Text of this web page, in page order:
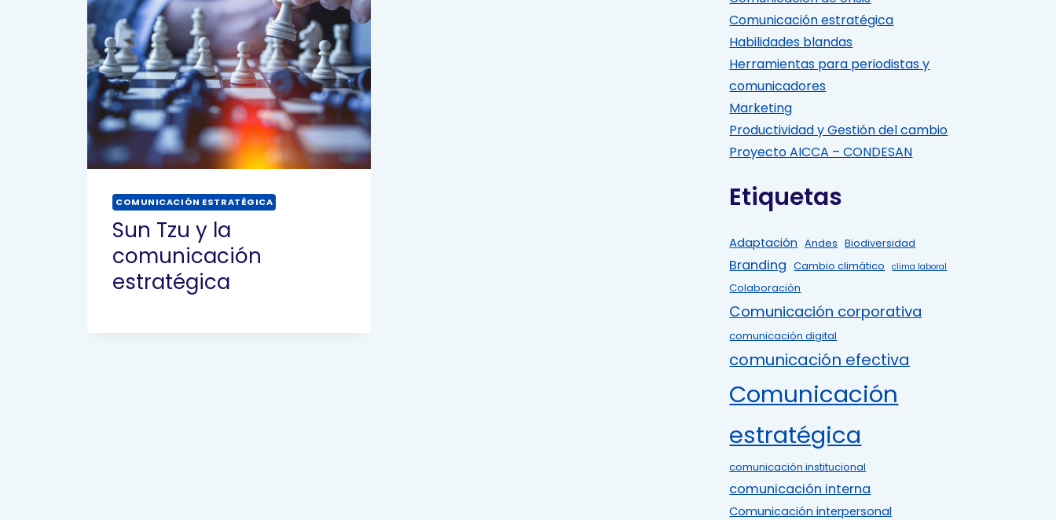
COMUNICACIÓN ESTRATÉGICA
Sun Tzu y la
comunicación
estratégica
Comunicación estratégica
Habilidades blandas
Herramientas para periodistas y
comunicadores
Marketing
Productividad y Gestión del cambio
Proyecto AICCA – CONDESAN
Etiquetas
Adaptación Andes Biodiversidad
Branding Cambio climático clima laboral
Colaboración
Comunicación corporativa
comunicación digital
comunicación efectiva
Comunicación
estratégica
comunicación institucional
comunicación interna
Comunicación interpersonal